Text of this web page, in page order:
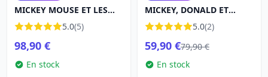
MICKEY MOUSE ET LES
FANTÔMES SOLITAIRES -
DISNEY TRADITIONS
5.0(5)
98,90 €
En stock
MICKEY, DONALD ET
DINGO EMPILÉS - DISNEY
TRADITIONS
5.0(2)
59,90 €79,90 €
En stock